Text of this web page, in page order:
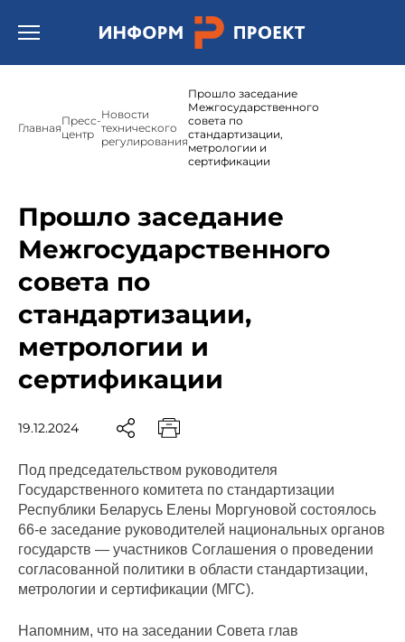
Открыть бургер меню.
ГлавнаяПресс-
центр
Новости
технического
регулирования
Прошло заседание
Межгосударственного
совета по
стандартизации,
метрологии и
сертификации
Прошло заседание
Межгосударственного
совета по
стандартизации,
метрологии и
сертификации
19.12.2024
Под председательством руководителя
Государственного комитета по стандартизации
Республики Беларусь Елены Моргуновой состоялось
66-е заседание руководителей национальных органов
государств — участников Соглашения о проведении
согласованной политики в области стандартизации,
метрологии и сертификации (МГС).
Напомним, что на заседании Совета глав